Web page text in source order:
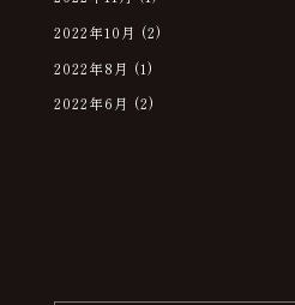
2022年10月 (2)
2022年8月 (1)
2022年6月 (2)